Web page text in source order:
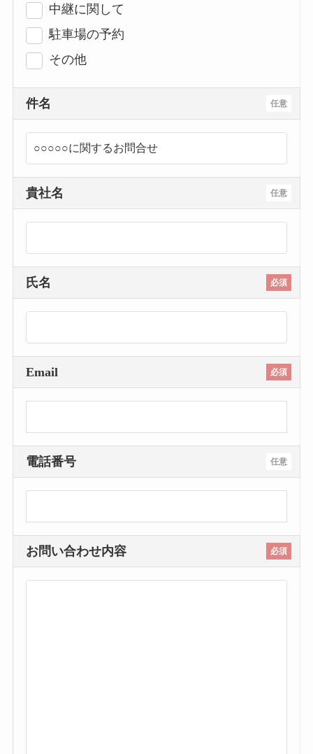
中継に関して
駐車場の予約
その他
任意
件名
任意
貴社名
必須
氏名
必須
Email
任意
電話番号
必須
お問い合わせ内容